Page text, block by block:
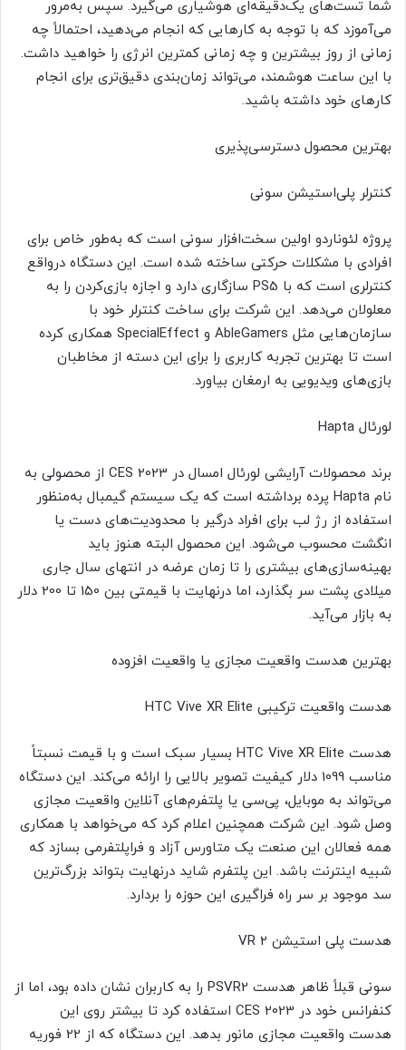
شما تست‌های یک‌دقیقه‌ای هوشیاری می‌گیرد. سپس به‌مرور
می‌آموزد که با توجه به کارهایی که انجام می‌دهید، احتمالاً چه
زمانی از روز بیشترین و چه زمانی کمترین انرژی را خواهید داشت.
با این ساعت هوشمند، می‌تواند زمان‌بندی دقیق‌تری برای انجام
کارهای خود داشته باشید.
بهترین محصول دسترسی‌پذیری
کنترلر پلی‌استیشن سونی
پروژه لئوناردو اولین سخت‌افزار سونی است که به‌طور خاص برای
افرادی با مشکلات حرکتی ساخته شده است. این دستگاه درواقع
کنترلری است که با PS5 سازگاری دارد و اجازه بازی‌کردن را به
معلولان می‌دهد. این شرکت برای ساخت کنترلر خود با
سازمان‌هایی مثل AbleGamers و SpecialEffect همکاری کرده
است تا بهترین تجربه کاربری را برای این دسته از مخاطبان
بازی‌های ویدیویی به ارمغان بیاورد.
لورئال Hapta
برند محصولات آرایشی لورئال امسال در CES 2023 از محصولی به
نام Hapta پرده برداشته است که یک سیستم گیمبال به‌منظور
استفاده از رژ لب برای افراد درگیر با محدودیت‌های دست یا
انگشت محسوب می‌شود. این محصول البته هنوز باید
بهینه‌سازی‌های بیشتری را تا زمان عرضه در انتهای سال جاری
میلادی پشت سر بگذارد، اما در‌نهایت با قیمتی بین 150 تا 200 دلار
به بازار می‌آید.
بهترین هدست واقعیت مجازی یا واقعیت افزوده
هدست واقعیت ترکیبی HTC Vive XR Elite
هدست HTC Vive XR Elite بسیار سبک است و با قیمت نسبتاً
مناسب 1099 دلار کیفیت تصویر بالایی را ارائه می‌کند. این دستگاه
می‌تواند به موبایل، پی‌سی یا پلتفرم‌های آنلاین واقعیت مجازی
وصل شود. این شرکت همچنین اعلام کرد که می‌خواهد با همکاری
همه فعالان این صنعت یک متاورس آزاد و فراپلتفرمی بسازد که
شبیه اینترنت باشد. این پلتفرم شاید در‌نهایت بتواند بزرگ‌ترین
سد موجود بر سر راه فراگیری این حوزه را بردارد.
هدست پلی استیشن VR 2
سونی قبلاً ظاهر هدست PSVR2 را به کاربران نشان داده بود، اما از
کنفرانس خود در CES 2023 استفاده کرد تا بیشتر روی این
هدست واقعیت مجازی مانور بدهد. این دستگاه که از 22 فوریه